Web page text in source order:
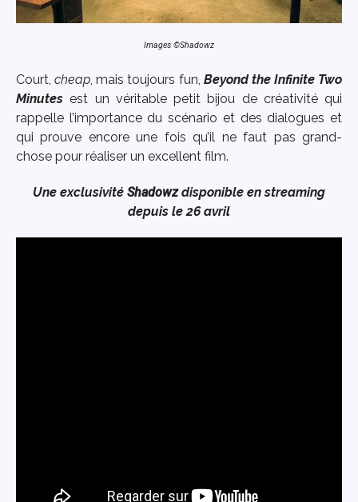
Images ©Shadowz
Court,cheap, mais toujours fun, Beyond the Infinite Two
Minutes est un véritable petit bijou de créativité qui
rappelle l’importance du scénario et des dialogues et
qui prouve encore une fois qu’il ne faut pas grand-
chose pour réaliser un excellent film.
Une exclusivité Shadowzdisponible en streaming
depuis le 26 avril